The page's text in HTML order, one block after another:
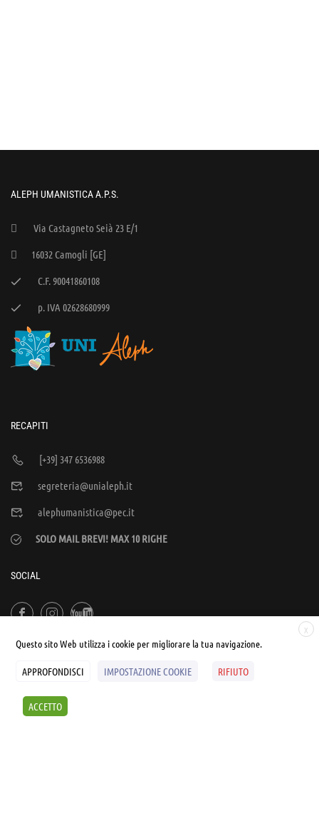
ALEPH UMANISTICA A.P.S.
Via Castagneto Seià 23 E/1
16032 Camogli [GE]
C.F. 90041860108
p. IVA 02628680999
RECAPITI
[+39] 347 6536988
segreteria@unialeph.it
alephumanistica@pec.it
SOLO MAIL BREVI! MAX 10 RIGHE
SOCIAL
Sintesi e liberatorie
X
Questo sito Web utilizza i cookie per migliorare la tua navigazione.
APPROFONDISCI IMPOSTAZIONE COOKIE RIFIUTO
ACCETTO